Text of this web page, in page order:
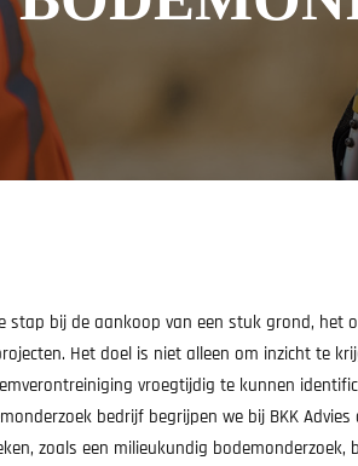
stap bij de aankoop van een stuk grond, het
Het doel is niet alleen om inzicht te
vroegtijdig te kunnen
bedrijf begrijpen we bij BKK Advies
zoals een milieukundig bodemonderzoek,